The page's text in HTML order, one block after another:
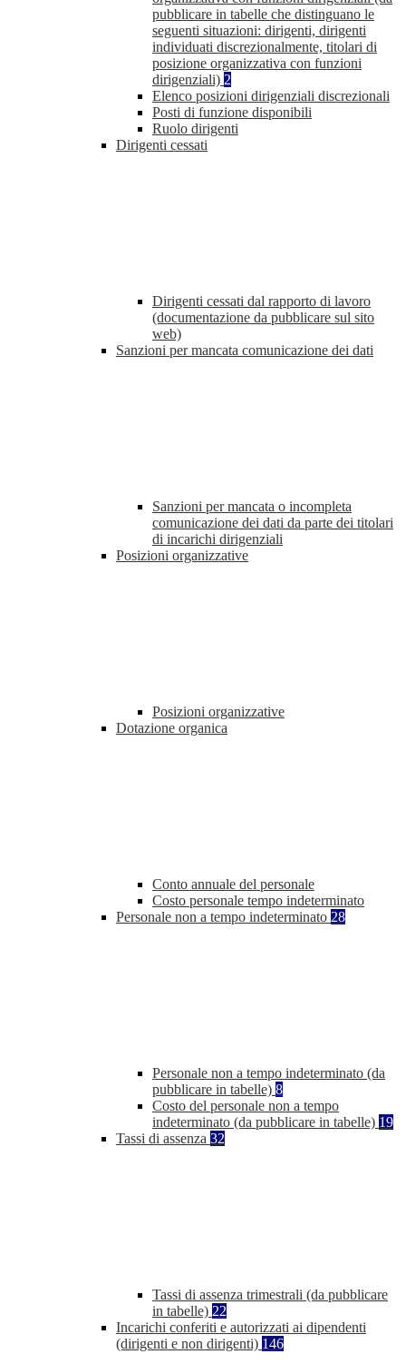
pubblicare in tabelle che distinguano le
seguenti situazioni: dirigenti, dirigenti
individuati discrezionalmente, titolari di
posizione organizzativa con funzioni
dirigenziali) 2
Elenco posizioni dirigenziali discrezionali
Posti di funzione disponibili
Ruolo dirigenti
Dirigenti cessati
Dirigenti cessati dal rapporto di lavoro
(documentazione da pubblicare sul sito
web)
Sanzioni per mancata comunicazione dei dati
Sanzioni per mancata o incompleta
comunicazione dei dati da parte dei titolari
di incarichi dirigenziali
Posizioni organizzative
Posizioni organizzative
Dotazione organica
Conto annuale del personale
Costo personale tempo indeterminato
Personale non a tempo indeterminato 28
Personale non a tempo indeterminato (da
pubblicare in tabelle) 8
Costo del personale non a tempo
indeterminato (da pubblicare in tabelle) 19
Tassi di assenza 32
Tassi di assenza trimestrali (da pubblicare
in tabelle) 22
Incarichi conferiti e autorizzati ai dipendenti
(dirigenti e non dirigenti) 146